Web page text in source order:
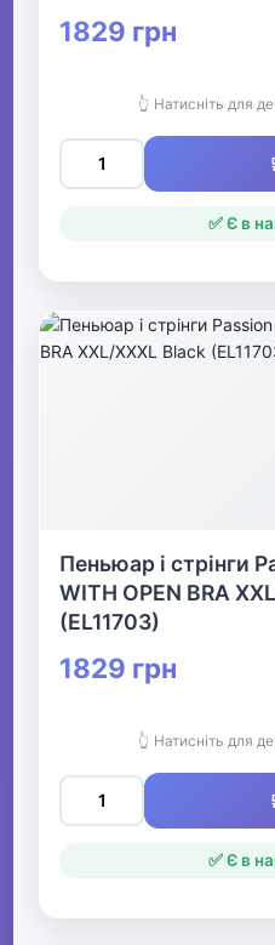
1829 грн
👆 Натисніть для
✅ Є в
Пеньюар і стрінги
WITH OPEN BRA
(EL11703)
1829 грн
👆 Натисніть для
✅ Є в